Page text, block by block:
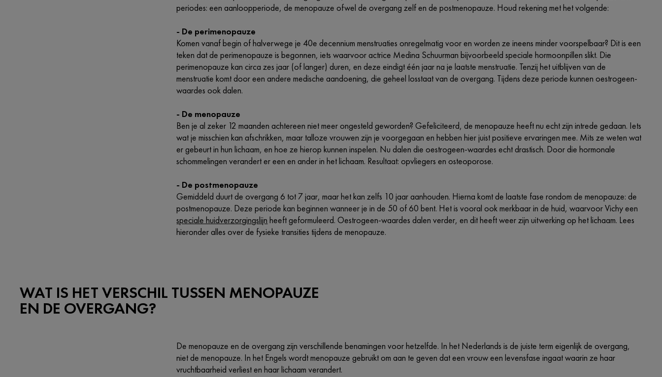
periodes: een aanloopperiode, de menopauze ofwel de overgang zelf en de postmenopauze. Houd rekening met het volgende:
- De perimenopauze
Komen vanaf begin of halverwege je 40e decennium menstruaties onregelmatig voor en worden ze ineens minder voorspelbaar? Dit is een
teken dat de perimenopauze is begonnen, iets waarvoor actrice Medina Schuurman bijvoorbeeld speciale hormoonpillen slikt. Die
perimenopauze kan circa zes jaar (of langer) duren, en deze eindigt één jaar na je laatste menstruatie. Tenzij het uitblijven van de
menstruatie komt door een andere medische aandoening, die geheel losstaat van de overgang. Tijdens deze periode kunnen oestrogeen-
waardes ook dalen.
- De menopauze
Ben je al zeker 12 maanden achtereen niet meer ongesteld geworden? Gefeliciteerd, de menopauze heeft nu echt zijn intrede gedaan. Iets
wat je misschien kan afschrikken, maar talloze vrouwen zijn je voorgegaan en hebben hier juist positieve ervaringen mee. Mits ze weten wat
er gebeurt in hun lichaam, en hoe ze hierop kunnen inspelen. Nu dalen die oestrogeen-waardes echt drastisch. Door die hormonale
schommelingen verandert er een en ander in het lichaam. Resultaat: opvliegers en osteoporose.
- De postmenopauze
Gemiddeld duurt de overgang 6 tot 7 jaar, maar het kan zelfs 10 jaar aanhouden. Hierna komt de laatste fase rondom de menopauze: de
postmenopauze. Deze periode kan beginnen wanneer je in de 50 of 60 bent. Het is vooral ook merkbaar in de huid, waarvoor Vichy een
speciale huidverzorgingslijn heeft geformuleerd. Oestrogeen-waardes dalen verder, en dit heeft weer zijn uitwerking op het lichaam. Lees
hieronder alles over de fysieke transities tijdens de menopauze.
WAT IS HET VERSCHIL TUSSEN MENOPAUZE
EN DE OVERGANG?
De menopauze en de overgang zijn verschillende benamingen voor hetzelfde. In het Nederlands is de juiste term eigenlijk de overgang,
niet de menopauze. In het Engels wordt menopauze gebruikt om aan te geven dat een vrouw een levensfase ingaat waarin ze haar
vruchtbaarheid verliest en haar lichaam verandert.